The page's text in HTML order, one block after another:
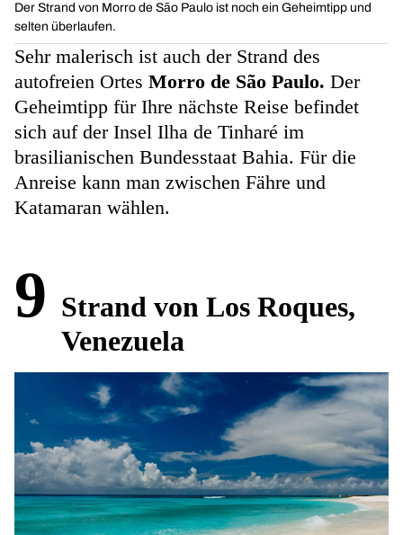
Der Strand von Morro de São Paulo ist noch ein Geheimtipp und
selten überlaufen.
Sehr malerisch ist auch der Strand des
autofreien Ortes Morro de São Paulo. Der
Geheimtipp für Ihre nächste Reise befindet
sich auf der Insel Ilha de Tinharé im
brasilianischen Bundesstaat Bahia. Für die
Anreise kann man zwischen Fähre und
Katamaran wählen.
9 Strand von Los Roques,
Venezuela